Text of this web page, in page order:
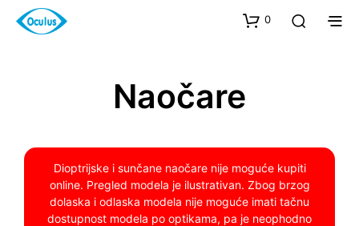
0
Naočare
Dioptrijske i sunčane naočare nije moguće kupiti
online. Pregled modela je ilustrativan. Zbog brzog
dolaska i odlaska modela nije moguće imati tačnu
dostupnost modela po optikama, pa je neophodno